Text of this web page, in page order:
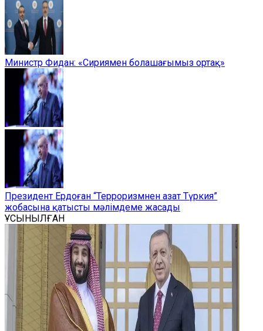
Министр Фидан: «Сириямен болашағымыз ортақ»
Президент Ердоған “Терроризмнен азат Түркия”
жобасына қатысты мәлімдеме жасады
ҰСЫНЫЛҒАН